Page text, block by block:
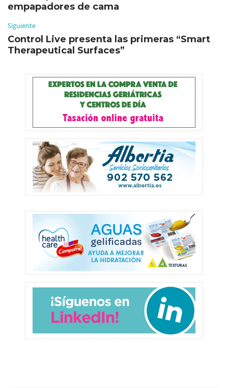
empapadores de cama
Siguiente
Control Live presenta las primeras “Smart
Therapeutical Surfaces”